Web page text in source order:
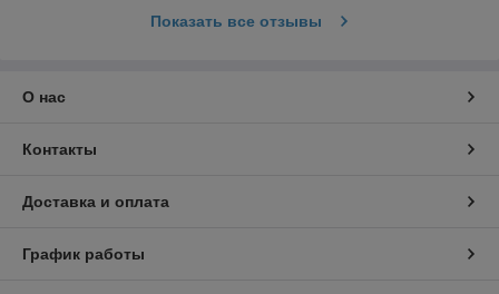
Показать все отзывы
О нас
Контакты
Доставка и оплата
График работы